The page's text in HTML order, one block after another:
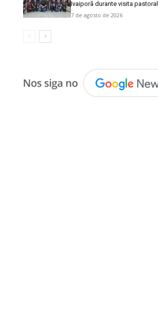
Ivaiporã durante visita pastoral
7 de agosto de 2026